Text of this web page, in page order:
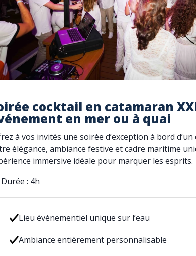
cocktail en catamaran
en mer ou à quai
à vos invités une soirée d’exception à bord d’un
élégance, ambiance festive et cadre maritime
immersive idéale pour marquer les esprits.
Durée : 4h
Lieu événementiel unique sur l’eau
Ambiance entièrement personnalisable